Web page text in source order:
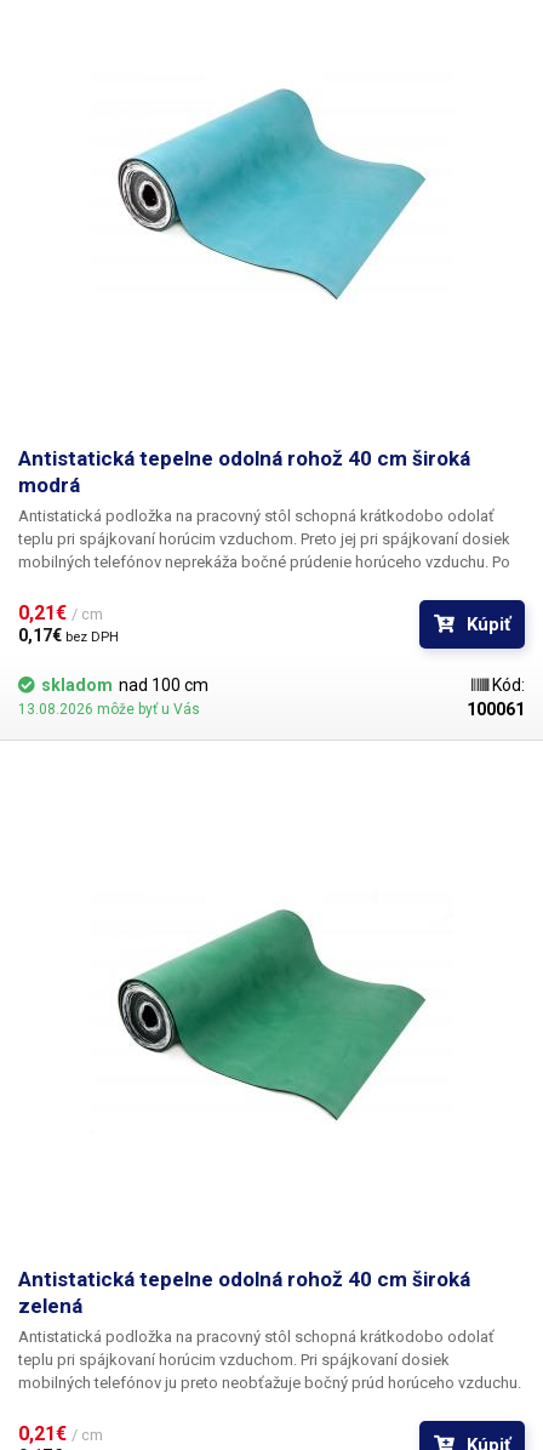
Antistatická tepelne odolná rohož 40 cm široká
modrá
Antistatická podložka na pracovný stôl schopná krátkodobo odolať
teplu pri spájkovaní horúcim vzduchom. Preto jej pri spájkovaní dosiek
mobilných telefónov neprekáža bočné prúdenie horúceho vzduchu. Po
materiál sa dá ľahko utrieť aj s použitím chemických prostriedkov, ako je
alkohol alebo izopropylalkohol. Materiál je veľmi pružný a po zakrytí
0,21€ / cm
0,17€ bez DPH
Kúpiť
skladom nad 100 cm
13.08.2026 môže byť u Vás
Kód:
100061
Antistatická tepelne odolná rohož 40 cm široká
zelená
Antistatická podložka na pracovný stôl schopná krátkodobo odolať
teplu pri spájkovaní horúcim vzduchom. Pri spájkovaní dosiek
mobilných telefónov ju preto neobťažuje bočný prúd horúceho vzduchu.
hľadiska; materiál sa dá ľahko utrieť aj s použitím chemických
0,21€ / cm Kúpiť